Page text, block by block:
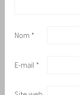
Nom *
E-mail *